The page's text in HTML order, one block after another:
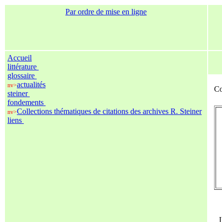
Par ordre de mise en ligne
Accueil
littérature
glossaire
nv>actualités
steiner
fondements
nv>Collections thématiques de citations des archives R. Steiner
liens